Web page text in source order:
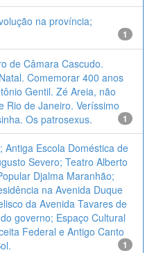
na província;
1
de Câmara Cascudo.
Comemorar 400 anos
Gentil. Zé Areia, não
Rio de Janeiro. Veríssimo
Os patrosexus.
1
Antiga Escola Doméstica de
Severo; Teatro Alberto
Djalma Maranhão;
na Avenida Duque
da Avenida Tavares de
governo; Espaço Cultural
Federal e Antigo Canto
1